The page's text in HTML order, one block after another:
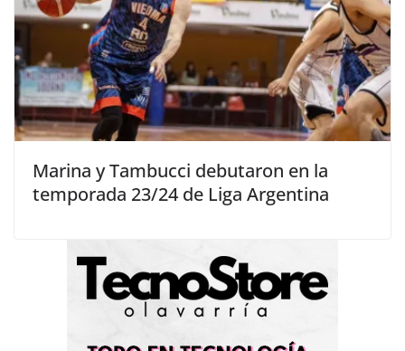
Marina y Tambucci debutaron en la
temporada 23/24 de Liga Argentina